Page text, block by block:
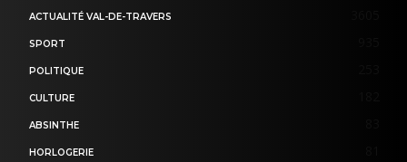
ACTUALITÉ VAL-DE-TRAVERS
SPORT
POLITIQUE
CULTURE
ABSINTHE
HORLOGERIE